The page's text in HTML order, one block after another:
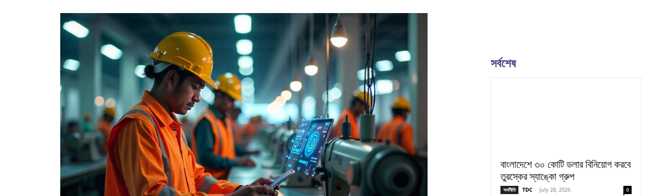
সর্বশেষ
বাংলাদেশে ৩০ কোটি ডলার বিনিয়োগ করবে
তুরস্কের স্যাঙ্কো গ্রুপ
অর্থনীতি TDC - July 28, 2026 0